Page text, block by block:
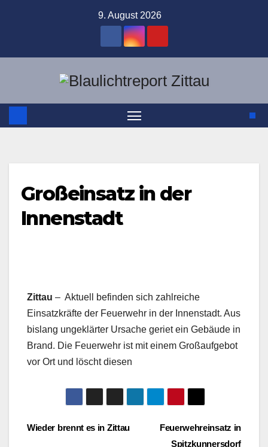
9. August 2026
Großeinsatz in der
Innenstadt
Zittau – Aktuell befinden sich zahlreiche
Einsatzkräfte der Feuerwehr in der Innenstadt. Aus
bislang ungeklärter Ursache geriet ein Gebäude in
Brand. Die Feuerwehr ist mit einem Großaufgebot
vor Ort und löscht diesen
BeitragsnavigationFeuerwehreinsatz in
Spitzkunnersdorf
Wieder brennt es in Zittau